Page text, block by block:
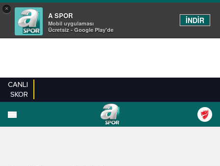
×
A SPOR
Mobil uygulaması
Ücretsiz - Google Play'de
İNDİR
CANLI
SKOR